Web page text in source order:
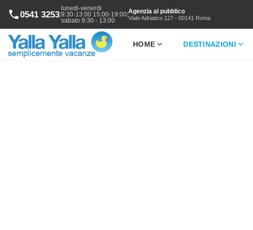
phone0541 3253|
lunedi-venerdi
9:30-13:00 15:00-19:00
sabato 9:30 - 13:00
|Agenzia al pubblico
Viale Adriatico 127 - 00141 Roma
HOME expand_more DESTINAZIONI expand_more